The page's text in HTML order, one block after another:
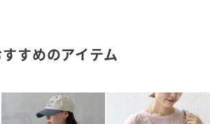
すめのアイテム